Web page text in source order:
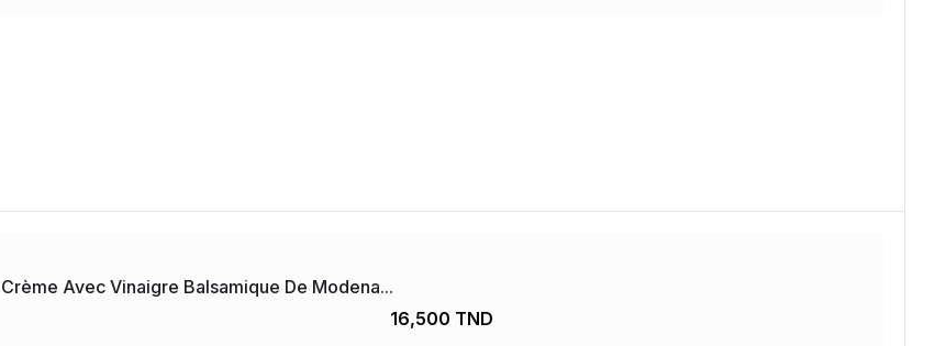
Crème Avec Vinaigre Balsamique De Modena...
16,500 TND